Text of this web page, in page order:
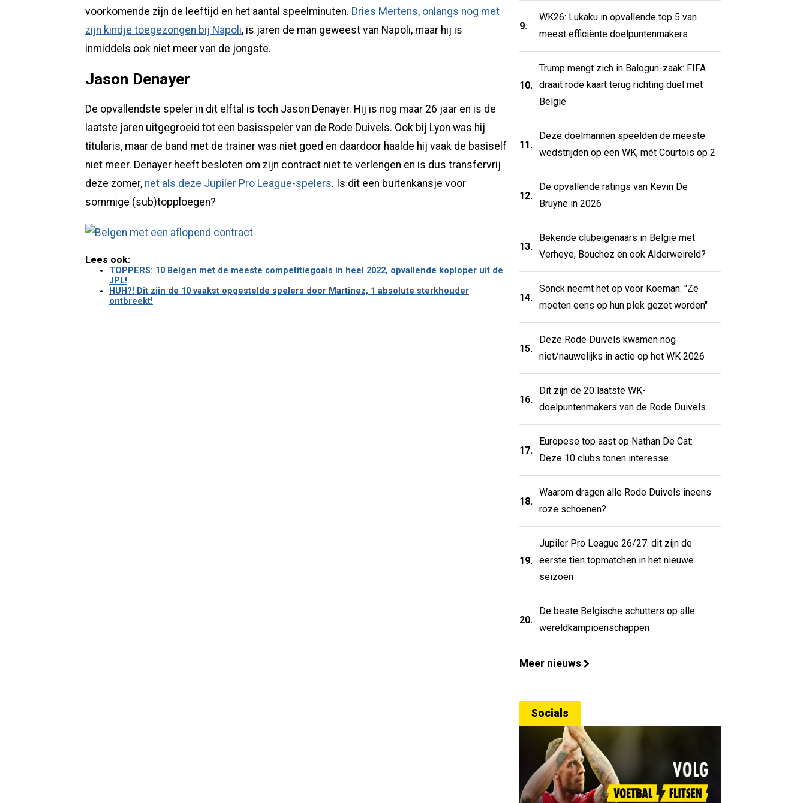
voorkomende zijn de leeftijd en het aantal speelminuten. Dries Mertens, onlangs nog met
zijn kindje toegezongen bij Napoli, is jaren de man geweest van Napoli, maar hij is
inmiddels ook niet meer van de jongste.
Jason Denayer
De opvallendste speler in dit elftal is toch Jason Denayer. Hij is nog maar 26 jaar en is de
laatste jaren uitgegroeid tot een basisspeler van de Rode Duivels. Ook bij Lyon was hij
titularis, maar de band met de trainer was niet goed en daardoor haalde hij vaak de basiself
niet meer. Denayer heeft besloten om zijn contract niet te verlengen en is dus transfervrij
deze zomer, net als deze Jupiler Pro League-spelers. Is dit een buitenkansje voor
sommige (sub)topploegen?
Lees ook:
TOPPERS: 10 Belgen met de meeste competitiegoals in heel 2022, opvallende koploper uit de
JPL!
HUH?! Dit zijn de 10 vaakst opgestelde spelers door Martinez, 1 absolute sterkhouder
ontbreekt!
9.
WK26: Lukaku in opvallende top 5 van
meest efficiënte doelpuntenmakers
10.
Trump mengt zich in Balogun-zaak: FIFA
draait rode kaart terug richting duel met
België
11.
Deze doelmannen speelden de meeste
wedstrijden op een WK, mét Courtois op 2
12.
De opvallende ratings van Kevin De
Bruyne in 2026
13.
Bekende clubeigenaars in België met
Verheye, Bouchez en ook Alderweireld?
14.
Sonck neemt het op voor Koeman: "Ze
moeten eens op hun plek gezet worden"
15.
Deze Rode Duivels kwamen nog
niet/nauwelijks in actie op het WK 2026
16.
Dit zijn de 20 laatste WK-
doelpuntenmakers van de Rode Duivels
17.
Europese top aast op Nathan De Cat:
Deze 10 clubs tonen interesse
18.
Waarom dragen alle Rode Duivels ineens
roze schoenen?
19.
Jupiler Pro League 26/27: dit zijn de
eerste tien topmatchen in het nieuwe
seizoen
20.
De beste Belgische schutters op alle
wereldkampioenschappen
Meer nieuws
Socials